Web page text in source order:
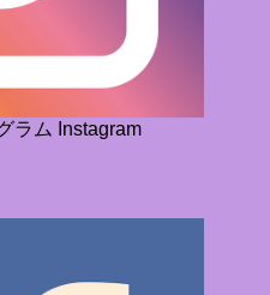
ラム Instagram